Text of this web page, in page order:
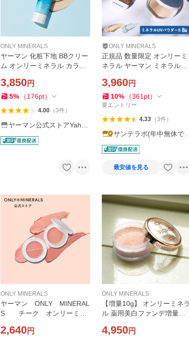
ONLY MINERALS
ヤーマン 化粧下地 BBクリー
ム オンリーミネラル カラー
コンフォート 公式 25g SPF4
0/PA+++｜ ベースメイク UV
3,850円
5% （176pt）
4.00（3件）
ヤーマン公式ストアYaho
o!ショッピング店
ONLY MINERALS
正規品 数量限定 オンリーミ
ネラル ヤーマン ミネラルUV
ト 8g EX01 ナチュラル EX02
アイスブルー SPF50＋・PA+
+++
3,960円
10% （361 pt）
要エントリー
4.33（3件）
サンテラボ(年中無休で発
送)
最安値を見る
ONLY MINERALS
ヤーマン ONLY MINERAL
S チーク オンリーミネ
トチーク 3g 美容液 クリ
2,640円
ONLY MINERALS
【増量10g】 オンリーミネラ
ル 薬用美白ファンデ増量タ
プ ファンデーション フェイ
4,950円